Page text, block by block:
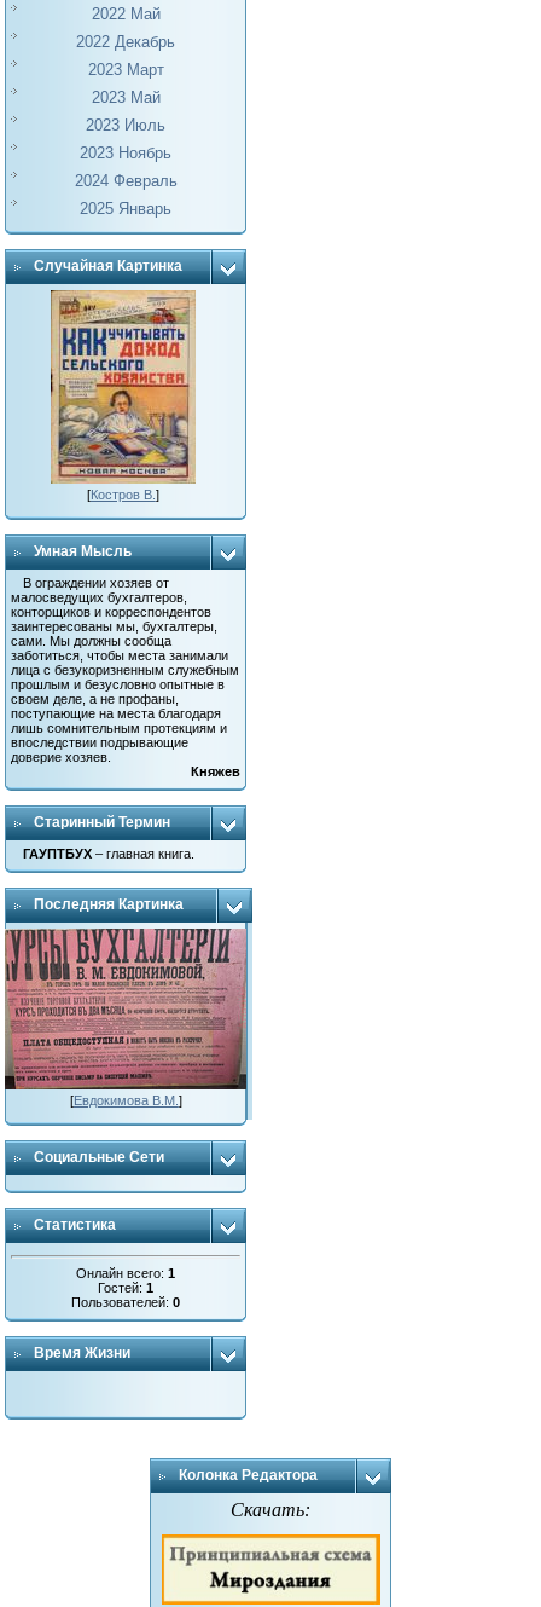
2022 Май
2022 Декабрь
2023 Март
2023 Май
2023 Июль
2023 Ноябрь
2024 Февраль
2025 Январь
Случайная Картинка
[Костров В. ]
Умная Мысль
В ограждении хозяев от
малосведущих бухгалтеров,
конторщиков и корреспондентов
заинтересованы мы, бухгалтеры,
сами. Мы должны сообща
заботиться, чтобы места занимали
лица с безукоризненным служебным
прошлым и безусловно опытные в
своем деле, а не профаны,
поступающие на места благодаря
лишь сомнительным протекциям и
впоследствии подрывающие
доверие хозяев.
Княжев
Старинный Термин
ГАУПТБУХ – главная книга.
Последняя Картинка
[Евдокимова В.М. ]
Социальные Сети
Статистика
Онлайн всего:1
Гостей:1
Пользователей:0
Время Жизни
Колонка Редактора
Скачать: